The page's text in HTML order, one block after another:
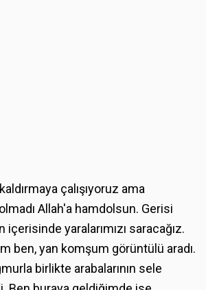
çalışıyoruz ama
Allah'a hamdolsun. Gerisi
yaralarımızı saracağız.
ben, yan komşum görüntülü aradı.
birlikte arabalarının sele